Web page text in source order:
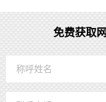
免费获取